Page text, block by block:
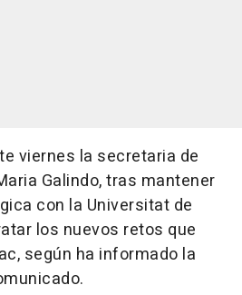
viernes la secretaria de
Galindo, tras mantener
con la Universitat de
los nuevos retos que
según ha informado la